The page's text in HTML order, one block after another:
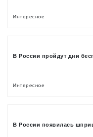
Интересное
В России пройдут дни
Интересное
В России появилась